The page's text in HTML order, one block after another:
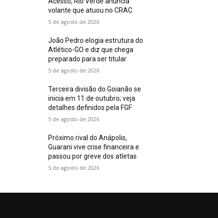
volante que atuou no CRAC
5 de agosto de 2026
João Pedro elogia estrutura do
Atlético-GO e diz que chega
preparado para ser titular
5 de agosto de 2026
Terceira divisão do Goianão se
inicia em 11 de outubro; veja
detalhes definidos pela FGF
5 de agosto de 2026
Próximo rival do Anápolis,
Guarani vive crise financeira e
passou por greve dos atletas
5 de agosto de 2026